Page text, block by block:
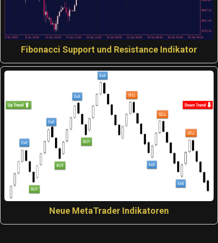
Fibonacci Support und Resistance Indikator
Neue MetaTrader Indikatoren